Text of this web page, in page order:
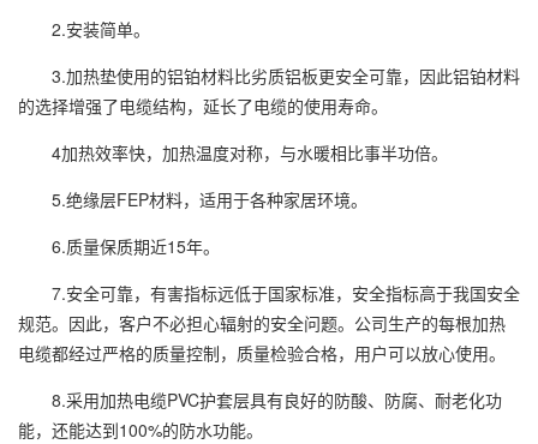
2.安装简单。
3.加热垫使用的铝铂材料比劣质铝板更安全可靠，因此铝铂材料
的选择增强了电缆结构，延长了电缆的使用寿命。
4加热效率快，加热温度对称，与水暖相比事半功倍。
5.绝缘层FEP材料，适用于各种家居环境。
6.质量保质期近15年。
7.安全可靠，有害指标远低于国家标准，安全指标高于我国安全
规范。因此，客户不必担心辐射的安全问题。公司生产的每根加热
电缆都经过严格的质量控制，质量检验合格，用户可以放心使用。
8.采用加热电缆PVC护套层具有良好的防酸、防腐、耐老化功
能，还能达到100%的防水功能。